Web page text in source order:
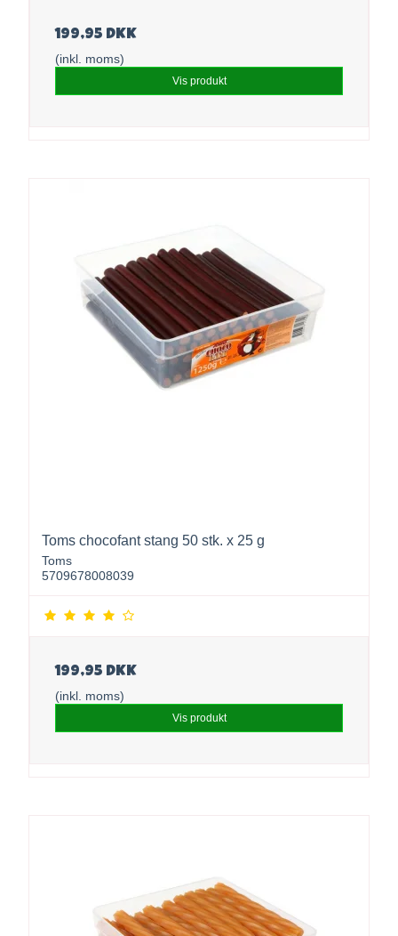
199,95 DKK
(inkl. moms)
Vis produkt
Toms chocofant stang 50 stk. x 25 g
Toms
5709678008039
199,95 DKK
(inkl. moms)
Vis produkt